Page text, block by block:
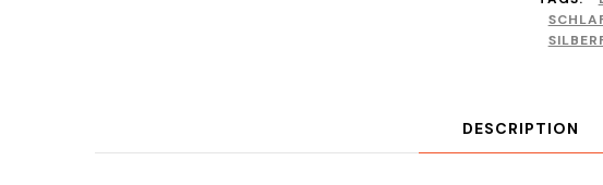
DESCRIPTION